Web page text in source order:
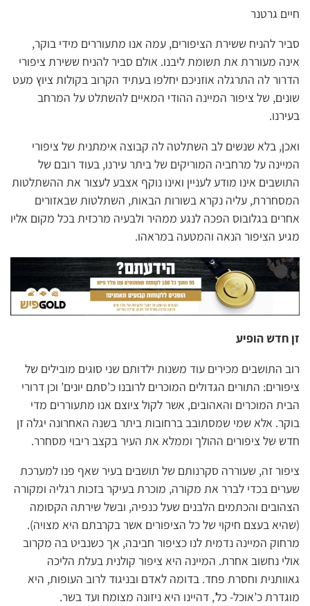
חיים גרטנר
סביר להניח ששירת הציפורים, עמה אנו מתעוררים מידי בוקר,
אינה מעוררת את תשומת ליבנו. אולם סביר להניח ששירת ציפורי
הדרור לה התרגלה אוזניכם יחלפו בעתיד הקרוב בקולות ציוץ מעט
שונים, של ציפור המיינה ההודי המאיים להשתלט על המרחב
בעירנו.
ואכן, בלא שנשים לב השתלטה לה קבוצה אימתנית של ציפורי
המיינה על מרחביה המוריקים של ביתר עירנו, בעוד רובם של
התושבים אינו מודע לעניין ואינו נוקף אצבע לעצור את ההשתלטות
המסחררת, עליה נקרא בשורות הבאות, השתלטות שבאזורים
אחרים בגלובוס הפכה לנגע ממהיר ולבעיה מרכזית בכל מקום אליו
מגיע הציפור הנאה והמטעה במראהו.
זן חדש הופיע
רוב התושבים מכירים עוד משנות ילדותם שני סוגים מובילים של
ציפורים: התורים הגדולים המוכרים לרובנו כ’סתם יונים’ וכן דרורי
הבית המוכרים והאהובים, אשר לקול ציוצם אנו מתעוררים מדי
בוקר. אלא שמי שמסתובב ברחובות ביתר בשנה האחרונה יגלה זן
חדש של ציפורים ההולך וממלא את העיר בקצב ריבוי מסחרר.
ציפור זה, שעוררה סקרנותם של תושבים בעיר שאף פנו למערכת
שערים בכדי לברר את מקורה, מוכרת בעיקר בזכות רגליה ומקורה
הצהובים והכתמים הלבנים שעל כנפיה, ובשל שירתה הקסומה
(שהיא בעצם חיקוי של כל הציפורים אשר בקרבתם היא מצויה).
מרחוק המיינה נדמית לנו כציפור חביבה, אך כשנביט בה מקרוב
אולי נחשוב אחרת. המיינה היא ציפור קולנית בעלת הליכה
גאוותנית וחסרת פחד. בדומה לאדם ובניגוד לרוב העופות, היא
מוגדרת כ’אוכל- כל’, דהיינו היא ניזונה מצומח ועד בשר.